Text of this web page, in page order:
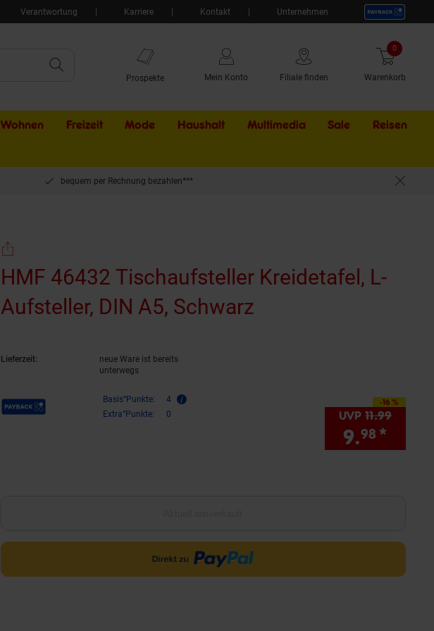
Verantwortung Karriere Kontakt Unternehmen
Prospekte Mein Konto Filiale finden Warenkorb
0 Artikel
Wohnen Freizeit Mode Haushalt Multimedia Sale Externer
Reisen
bequem per Rechnung bezahlen***
HMF 46432 Tischaufsteller Kreidetafel, L-
Aufsteller, DIN A5, Schwarz
Lieferzeit:
neue Ware ist bereits
unterwegs
Payback Punkte Basis°Punkte:
4
Extra°Punkte:
0
-16 %
Sie Sparen 16 Prozent,
UVP 11.99
9.98 *